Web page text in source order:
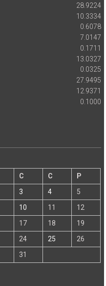
28.9224
10.3334
0.6078
7.0147
0.1711
13.0327
0.0325
27.9495
12.9371
0.1000
C C
P
3 4
5
10 11
12
17 18
19
24 25
26
31